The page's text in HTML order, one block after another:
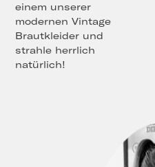
einem unserer
modernen Vintage
Brautkleider und
strahle herrlich
natürlich!